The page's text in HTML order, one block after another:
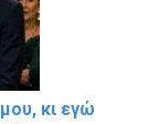
κι εγώ